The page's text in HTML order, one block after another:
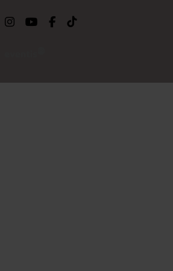
Link a instagram
Link a youtube
Link a facebook
Link a ticktok